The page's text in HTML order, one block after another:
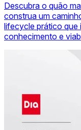
Descubra o quão
construa um
lifecycle prático que
conhecimento e